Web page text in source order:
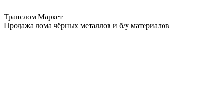
Транслом Маркет
Продажа лома чёрных металлов и б/у материалов